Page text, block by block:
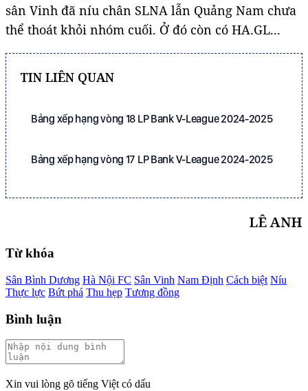
sân Vinh đã níu chân SLNA lẫn Quảng Nam chưa
thể thoát khỏi nhóm cuối. Ở đó còn có HA.GL...
TIN LIÊN QUAN
Bảng xếp hạng vòng 18 LP Bank V-League 2024-2025
Bảng xếp hạng vòng 17 LP Bank V-League 2024-2025
LÊ ANH
Từ khóa
Sân Bình Dương Hà Nội FC Sân Vinh Nam Định Cách biệt Níu
Thực lực Bứt phá Thu hẹp Tương đồng
Bình luận
Xin vui lòng gõ tiếng Việt có dấu